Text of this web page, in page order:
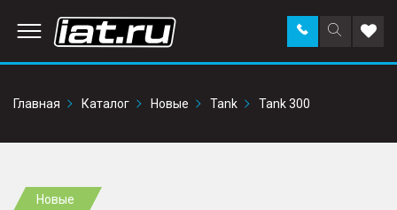
Поиск
по
Заказать
звонок в
Главная
Каталог Новые Tank Tank 300
Новые